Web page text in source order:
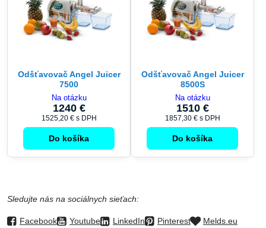
Odšťavovač Angel Juicer
7500
Na otázku
1240 €
1525,20 € s DPH
Do košíka
Odšťavovač Angel Juicer
8500S
Na otázku
1510 €
1857,30 € s DPH
Do košíka
Sledujte nás na sociálnych sieťach:
Facebook Youtube LinkedIn Pinterest
Melds.eu